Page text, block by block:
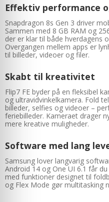
Effektiv performance
Snapdragon 8s Gen 3 driver
Sammen med 8 GB RAM og
der er klar til både hverdagens
Overgangen mellem apps er
til billeder, videoer og filer.
Skabt til kreativitet
Flip7 FE byder på en fleksibel
og ultravidvinkelkamera. Fold
billeder, selfies og videoer –
feriebilleder. Kameraet drager
mere kreative muligheder.
Software med lang
Samsung lover langvarig
Android 14 og One UI 6.1 får
med funktioner designet til
og Flex Mode gør multitasking